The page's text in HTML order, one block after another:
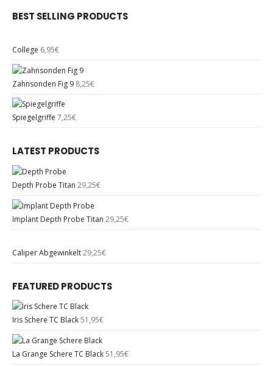
BEST SELLING PRODUCTS
College 6,95€
Zahnsonden Fig 9 8,25€
Spiegelgriffe 7,25€
LATEST PRODUCTS
Depth Probe Titan 29,25€
Implant Depth Probe Titan 29,25€
Caliper Abgewinkelt29,25€
FEATURED PRODUCTS
Iris Schere TC Black51,95€
La Grange Schere TC Black51,95€